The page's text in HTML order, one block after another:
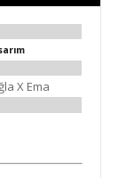
X Ema